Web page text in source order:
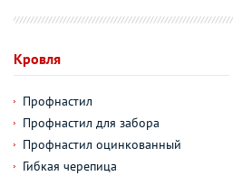
Кровля
Профнастил
Профнастил для забора
Профнастил оцинкованный
Гибкая черепица